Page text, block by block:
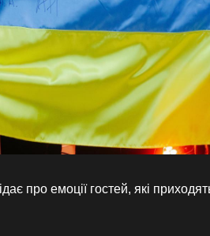
про емоції гостей, які